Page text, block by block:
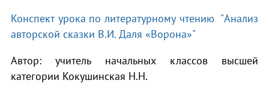
Конспект урока по литературному чтению "Анализ
авторской сказки В.И. Даля «Ворона»"
Автор: учитель начальных классов высшей
категории Кокушинская Н.Н.